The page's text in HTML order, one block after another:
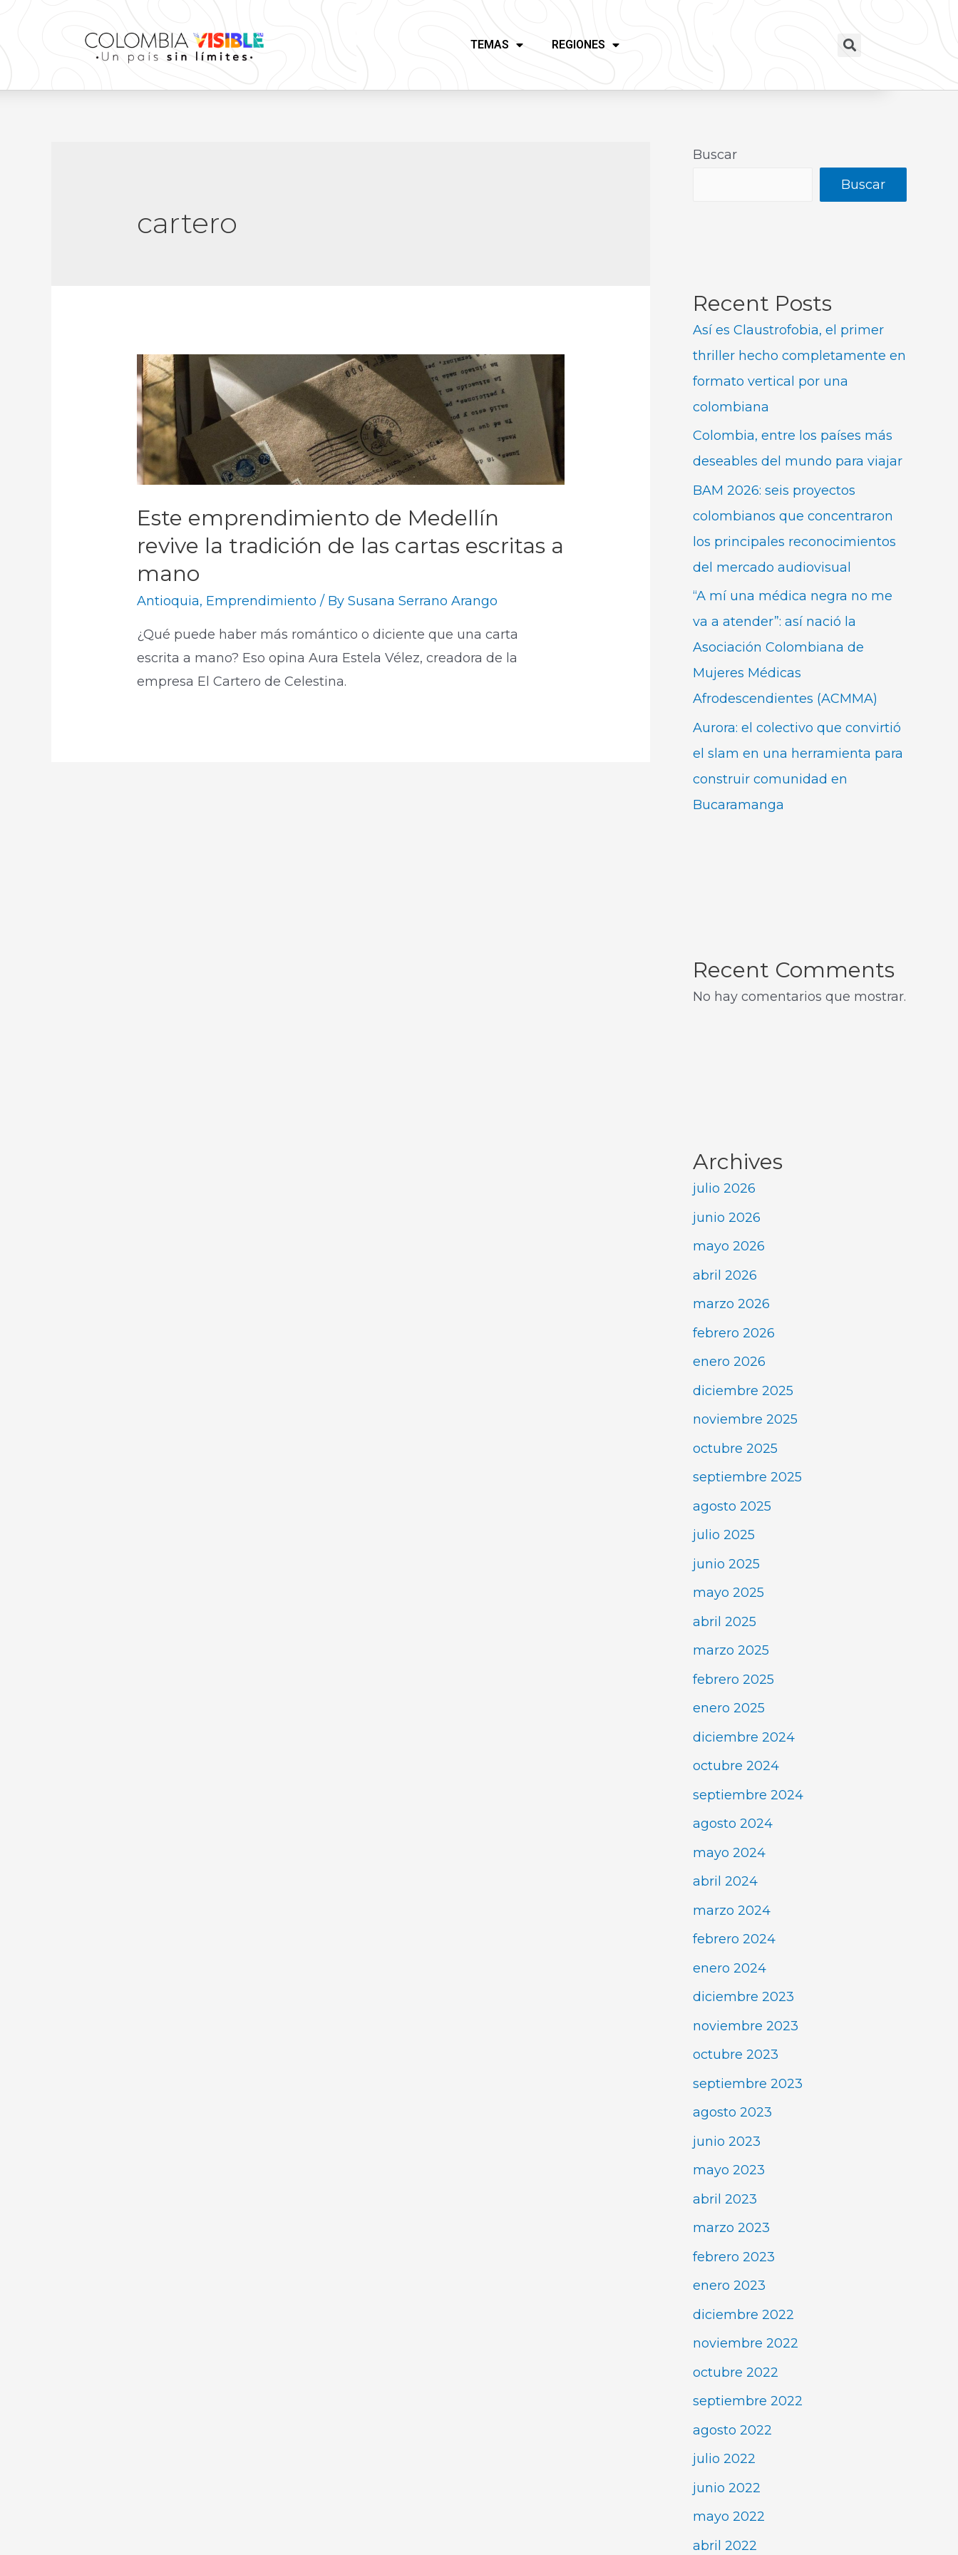
TEMAS REGIONES
cartero
Este emprendimiento de Medellín
revive la tradición de las cartas escritas a
mano
Antioquia, Emprendimiento / BySusana Serrano Arango
¿Qué puede haber más romántico o diciente que una carta
escrita a mano? Eso opina Aura Estela Vélez, creadora de la
empresa El Cartero de Celestina.​
Buscar
Buscar
Recent Posts
Así es Claustrofobia, el primer
thriller hecho completamente en
formato vertical por una
colombiana
Colombia, entre los países más
deseables del mundo para viajar
BAM 2026: seis proyectos
colombianos que concentraron
los principales reconocimientos
del mercado audiovisual
“A mí una médica negra no me
va a atender”: así nació la
Asociación Colombiana de
Mujeres Médicas
Afrodescendientes (ACMMA)
Aurora: el colectivo que convirtió
el slam en una herramienta para
construir comunidad en
Bucaramanga
Recent Comments
No hay comentarios que mostrar.
Archives
julio 2026
junio 2026
mayo 2026
abril 2026
marzo 2026
febrero 2026
enero 2026
diciembre 2025
noviembre 2025
octubre 2025
septiembre 2025
agosto 2025
julio 2025
junio 2025
mayo 2025
abril 2025
marzo 2025
febrero 2025
enero 2025
diciembre 2024
octubre 2024
septiembre 2024
agosto 2024
mayo 2024
abril 2024
marzo 2024
febrero 2024
enero 2024
diciembre 2023
noviembre 2023
octubre 2023
septiembre 2023
agosto 2023
junio 2023
mayo 2023
abril 2023
marzo 2023
febrero 2023
enero 2023
diciembre 2022
noviembre 2022
octubre 2022
septiembre 2022
agosto 2022
julio 2022
junio 2022
mayo 2022
abril 2022